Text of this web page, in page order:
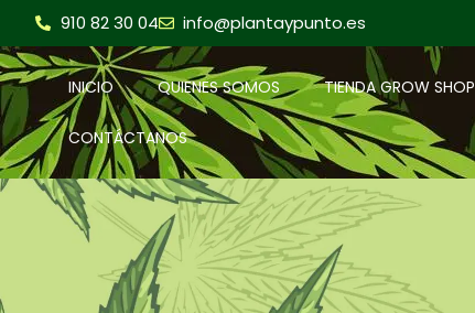
910 82 30 04 info@plantaypunto.es
INICIO QUIENES SOMOS TIENDA GROW SHOP
CONTÁCTANOS